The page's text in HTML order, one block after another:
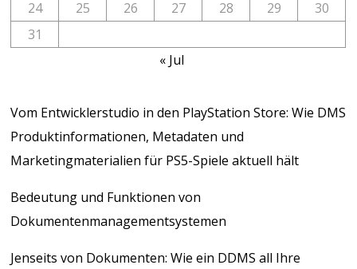
24
25 26 27 28 29
30
31
« Jul
Vom Entwicklerstudio in den PlayStation Store: Wie DMS
Produktinformationen, Metadaten und
Marketingmaterialien für PS5-Spiele aktuell hält
Bedeutung und Funktionen von
Dokumentenmanagementsystemen
Jenseits von Dokumenten: Wie ein DDMS all Ihre